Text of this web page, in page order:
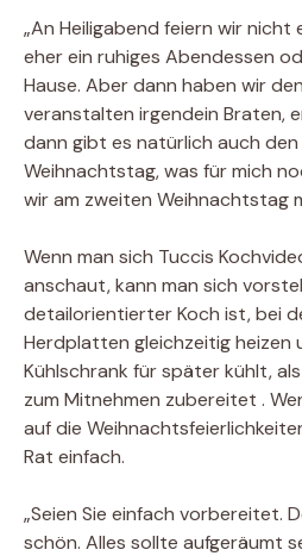
„An Heiligabend feiern wir nicht
eher ein ruhiges Abendessen
Hause. Aber dann haben wir
veranstalten irgendein Braten,
dann gibt es natürlich auch
Weihnachtstag, was für mich
wir am zweiten Weihnachtstag
Wenn man sich Tuccis
anschaut, kann man sich
detailorientierter Koch ist, bei
Herdplatten gleichzeitig heizen
Kühlschrank für später kühlt,
zum Mitnehmen zubereitet .
auf die
Rat einfach.
„Seien Sie einfach vorbereitet.
schön. Alles sollte aufgeräumt